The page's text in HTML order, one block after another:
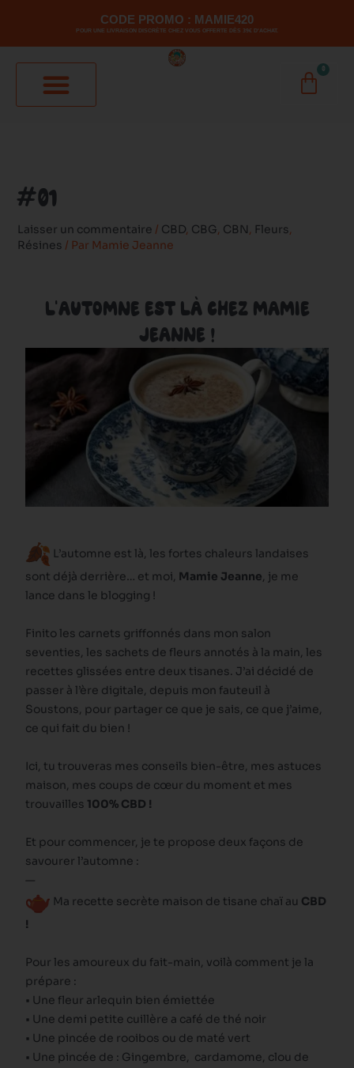
contenu
CODE PROMO : MAMIE420
POUR UNE LIVRAISON DISCRÈTE CHEZ VOUS OFFERTE DÈS 39€ D'ACHAT.
0
#01
Laisser un commentaire / CBD, CBG, CBN, Fleurs,
Résines / Par Mamie Jeanne
L'AUTOMNE EST LÀ CHEZ MAMIE
JEANNE !
L’automne est là, les fortes chaleurs landaises
sont déjà derrière… et moi, Mamie Jeanne, je me
lance dans le blogging !
Finito les carnets griffonnés dans mon salon
seventies, les sachets de fleurs annotés à la main, les
recettes glissées entre deux tisanes. J’ai décidé de
passer à l’ère digitale, depuis mon fauteuil à
Soustons, pour partager ce que je sais, ce que j’aime,
ce qui fait du bien !
Ici, tu trouveras mes conseils bien-être, mes astuces
maison, mes coups de cœur du moment et mes
trouvailles 100% CBD !
Et pour commencer, je te propose deux façons de
savourer l’automne :
—
Ma recette secrète maison de tisane chaï au CBD
!
Pour les amoureux du fait-main, voilà comment je la
prépare :
• Une fleur arlequin bien émiettée
• Une demi petite cuillère a café de thé noir
• Une pincée de rooibos ou de maté vert
• Une pincée de : Gingembre, cardamome, clou de